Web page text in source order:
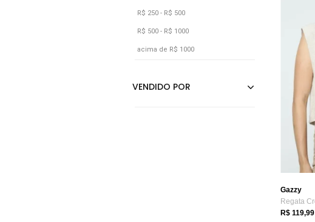
Verde
Vermelho
R$ 250 - R$ 500
R$ 500 - R$ 1000
acima de R$ 1000
Gazzy
R$ 119,99